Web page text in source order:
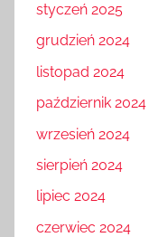
styczeń 2025
grudzień 2024
listopad 2024
październik 2024
wrzesień 2024
sierpień 2024
lipiec 2024
czerwiec 2024